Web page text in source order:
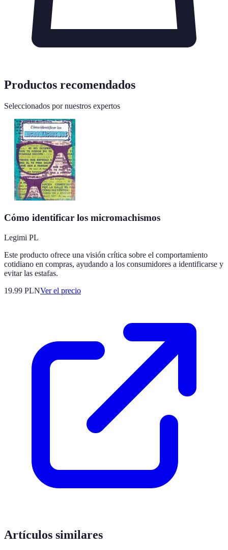
Productos recomendados
Seleccionados por nuestros expertos
Cómo identificar los micromachismos
Legimi PL
Este producto ofrece una visión crítica sobre el comportamiento
cotidiano en compras, ayudando a los consumidores a identificarse y
evitar las estafas.
19.99 PLNVer el precio
Artículos similares